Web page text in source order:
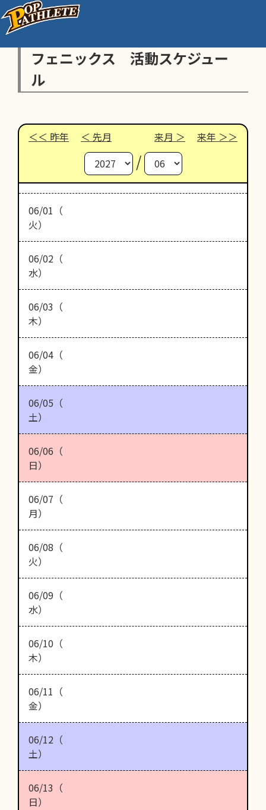
フェニックス 活動スケジュー
ル
昨年 先月 来月 来年
/
06/01（
火）
06/02（
水）
06/03（
木）
06/04（
金）
06/05（
土）
06/06（
日）
06/07（
月）
06/08（
火）
06/09（
水）
06/10（
木）
06/11（
金）
06/12（
土）
06/13（
日）